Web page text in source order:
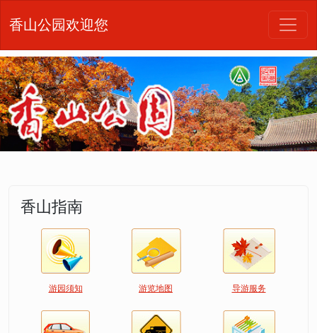
香山公园欢迎您
香山指南
游园须知 游览地图 导游服务